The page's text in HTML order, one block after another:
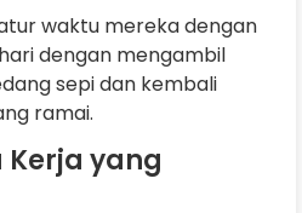
waktu mereka dengan
dengan mengambil
sepi dan kembali
ramai.
Kerja yang